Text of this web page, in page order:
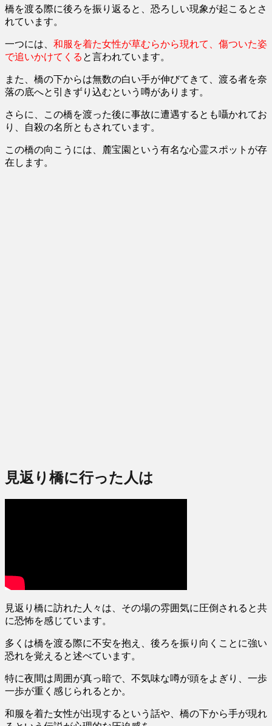
橋を渡る際に後ろを振り返ると、恐ろしい現象が起こる とさ
れています。
一つには、 和服を着た女性が草むらから現れて、傷ついた姿
で追いかけてくる と言われています。
また、橋の下からは無数の白い手が伸びてきて、渡る者を奈
落の底へと引きずり込むという噂があります。
さらに、この橋を渡った後に事故に遭遇するとも囁かれてお
り、自殺の名所ともされています。
この橋の向こうには、麓宝園という有名な心霊スポットが存
在します。
見返り橋に行った人は
見返り橋に訪れた人々は、その場の雰囲気に圧倒されると共
に恐怖を感じています。
多くは橋を渡る際に不安を抱え、 後ろを振り向くことに強い
恐れを覚える と述べています。
特に夜間は周囲が真っ暗で、不気味な噂が頭をよぎり、一歩
一歩が重く感じられるとか。
和服を着た女性が出現するという話や、橋の下から手が現れ